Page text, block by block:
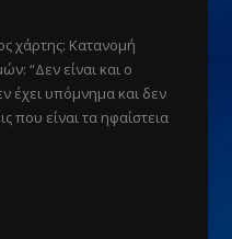
χάρτης: Κατανομή
: “Δεν είναι και ο
έχει υπόμνημα και δεν
που είναι τα ηφαίστεια